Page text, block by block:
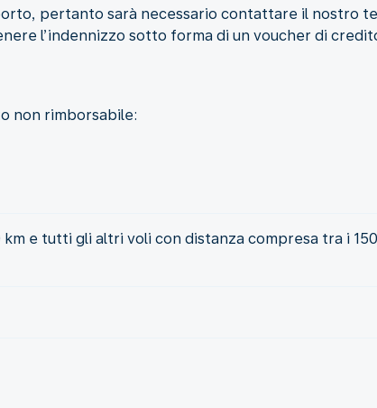
pertanto sarà necessario contattare il nostro
l’indennizzo sotto forma di un voucher di
non rimborsabile:
km e tutti gli altri voli con distanza compresa tra i